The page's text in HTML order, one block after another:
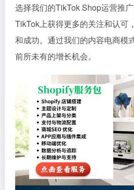
选择我们的TikTok Shop运营推
TikTok上获得更多的关注和认可
和成功。通过我们的内容电商模
前所未有的增长机会。